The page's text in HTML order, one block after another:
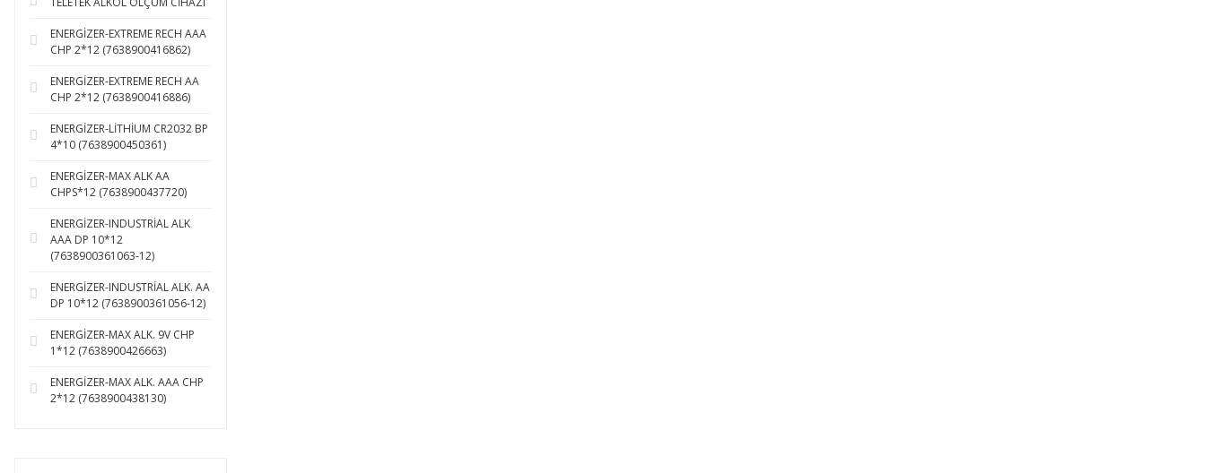
ENERGİZER-EXTREME RECH AAA
CHP 2*12 (7638900416862)
ENERGİZER-EXTREME RECH AA
CHP 2*12 (7638900416886)
ENERGİZER-LİTHİUM CR2032 BP
4*10 (7638900450361)
ENERGİZER-MAX ALK AA
CHPS*12 (7638900437720)
ENERGİZER-INDUSTRİAL ALK
AAA DP 10*12
(7638900361063-12)
ENERGİZER-INDUSTRİAL ALK. AA
DP 10*12 (7638900361056-12)
ENERGİZER-MAX ALK. 9V CHP
1*12 (7638900426663)
ENERGİZER-MAX ALK. AAA CHP
2*12 (7638900438130)